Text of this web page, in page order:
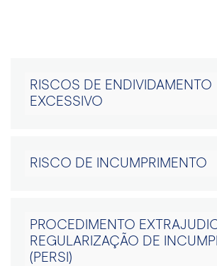
RISCOS DE ENDIVIDAMENTO
EXCESSIVO
RISCO DE INCUMPRIMENTO
PROCEDIMENTO
REGULARIZAÇÃO DE
(PERSI)